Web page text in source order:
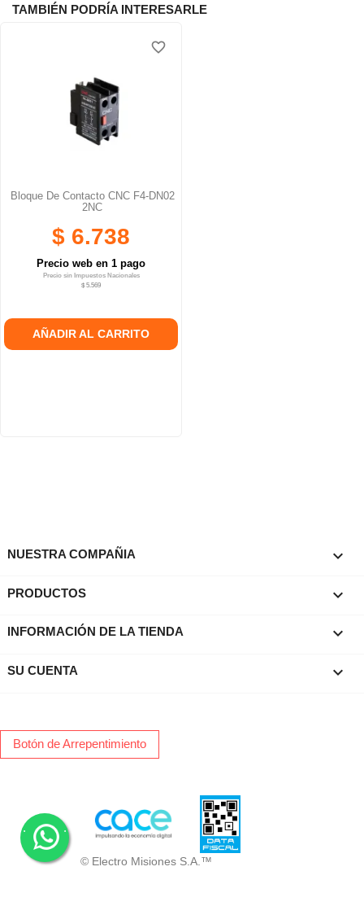
TAMBIÉN PODRÍA INTERESARLE
Bloque De Contacto CNC F4-DN02
2NC
$ 6.738
Precio web en 1 pago
Precio sin Impuestos Nacionales
$ 5.569
AÑADIR AL CARRITO
favorite_border
NUESTRA COMPAÑIA 
PRODUCTOS 
INFORMACIÓN DE LA TIENDA keyboard_arrow_down
SU CUENTA 
Botón de Arrepentimiento
© Electro Misiones S.A.™
. .